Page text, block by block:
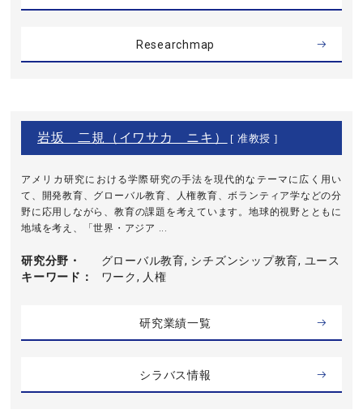
Researchmap
岩坂 二規（イワサカ ニキ） [ 准教授 ]
アメリカ研究における学際研究の手法を現代的なテーマに広く用い
て、開発教育、グローバル教育、人権教育、ボランティア学などの分
野に応用しながら、教育の課題を考えています。地球的視野とともに
地域を考え、「世界・アジア ...
研究分野・
キーワード
グローバル教育, シチズンシップ教育, ユース
ワーク, 人権
研究業績一覧
シラバス情報